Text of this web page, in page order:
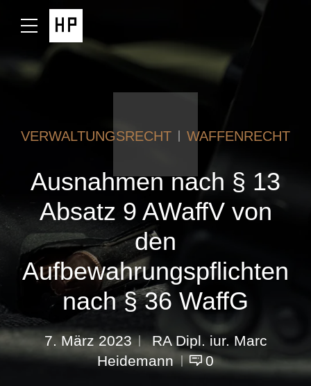
VERWALTUNGSRECHT WAFFENRECHT
Ausnahmen nach § 13
Absatz 9 AWaffV von
den
Aufbewahrungspflichten
nach § 36 WaffG
7. März 2023
RA Dipl. iur. Marc
Heidemann
0